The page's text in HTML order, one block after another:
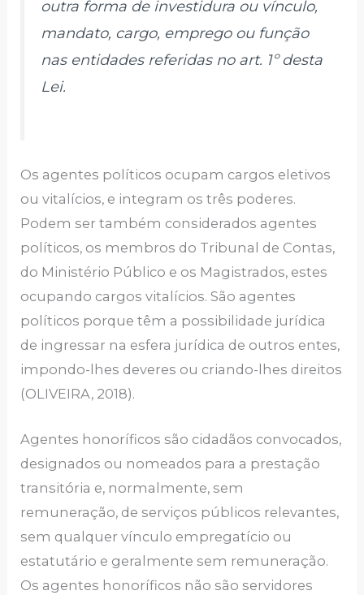
outra forma de investidura ou vínculo,
mandato, cargo, emprego ou função
nas entidades referidas no art. 1º desta
Lei.
Os agentes políticos ocupam cargos eletivos
ou vitalícios, e integram os três poderes.
Podem ser também considerados agentes
políticos, os membros do Tribunal de Contas,
do Ministério Público e os Magistrados, estes
ocupando cargos vitalícios. São agentes
políticos porque têm a possibilidade jurídica
de ingressar na esfera jurídica de outros entes,
impondo-lhes deveres ou criando-lhes direitos
(OLIVEIRA, 2018).
Agentes honoríficos são cidadãos convocados,
designados ou nomeados para a prestação
transitória e, normalmente, sem
remuneração, de serviços públicos relevantes,
sem qualquer vínculo empregatício ou
estatutário e geralmente sem remuneração.
Os agentes honoríficos não são servidores